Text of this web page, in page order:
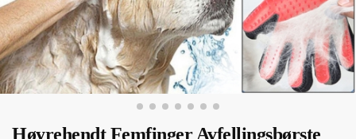
Høyrehendt Femfinger Avfellingsbørste